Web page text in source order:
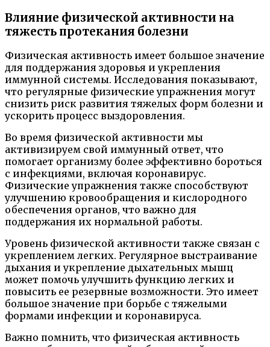
Влияние физической активности на
тяжесть протекания болезни
Физическая активность имеет большое значение
для поддержания здоровья и укрепления
иммунной системы. Исследования показывают,
что регулярные физические упражнения могут
снизить риск развития тяжелых форм болезни и
ускорить процесс выздоровления.
Во время физической активности мы
активизируем свой иммунный ответ, что
помогает организму более эффективно бороться
с инфекциями, включая коронавирус.
Физические упражнения также способствуют
улучшению кровообращения и кислородного
обеспечения органов, что важно для
поддержания их нормальной работы.
Уровень физической активности также связан с
укреплением легких. Регулярное выстраивание
дыхания и укрепление дыхательных мышц
может помочь улучшить функцию легких и
повысить ее резервные возможности. Это имеет
большое значение при борьбе с тяжелыми
формами инфекции и коронавируса.
Важно помнить, что физическая активность